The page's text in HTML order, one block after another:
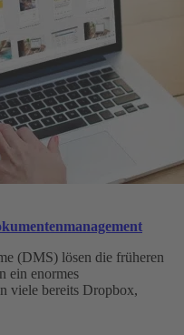
(DMS) lösen die früheren
ein enormes
viele bereits Dropbox,